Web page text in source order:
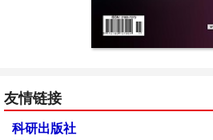
友情链接
科研出版社